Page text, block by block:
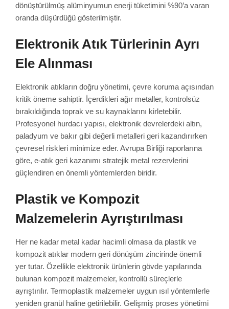
dönüştürülmüş alüminyumun enerji tüketimini %90’a varan
oranda düşürdüğü gösterilmiştir.
Elektronik Atık Türlerinin Ayrı
Ele Alınması
Elektronik atıkların doğru yönetimi, çevre koruma açısından
kritik öneme sahiptir. İçerdikleri ağır metaller, kontrolsüz
bırakıldığında toprak ve su kaynaklarını kirletebilir.
Profesyonel hurdacı yapısı, elektronik devrelerdeki altın,
paladyum ve bakır gibi değerli metalleri geri kazandırırken
çevresel riskleri minimize eder. Avrupa Birliği raporlarına
göre, e-atık geri kazanımı stratejik metal rezervlerini
güçlendiren en önemli yöntemlerden biridir.
Plastik ve Kompozit
Malzemelerin Ayrıştırılması
Her ne kadar metal kadar hacimli olmasa da plastik ve
kompozit atıklar modern geri dönüşüm zincirinde önemli
yer tutar. Özellikle elektronik ürünlerin gövde yapılarında
bulunan kompozit malzemeler, kontrollü süreçlerle
ayrıştırılır. Termoplastik malzemeler uygun ısıl yöntemlerle
yeniden granül haline getirilebilir. Gelişmiş proses yönetimi